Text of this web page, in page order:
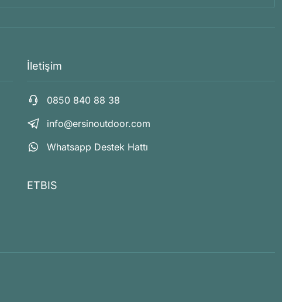
İletişim
0850 840 88 38
info@ersinoutdoor.com
Whatsapp Destek Hattı
ETBIS